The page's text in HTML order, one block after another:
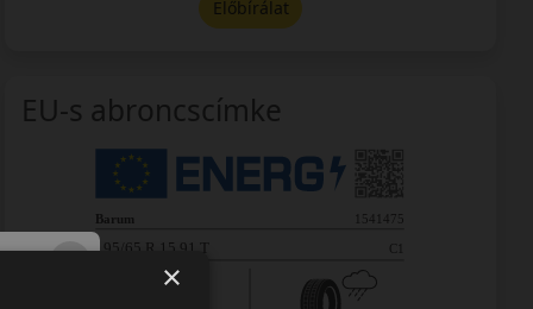
Előbírálat
EU-s abroncscímke
×